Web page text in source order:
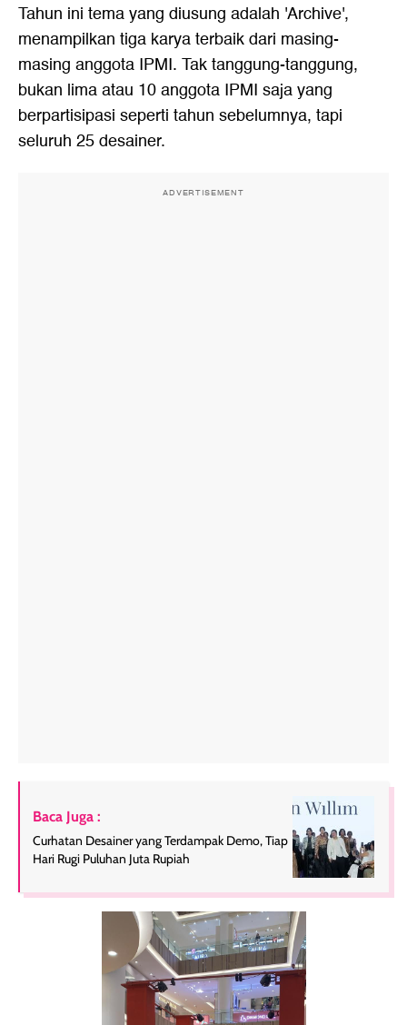
Tahun ini tema yang diusung adalah 'Archive',
menampilkan tiga karya terbaik dari masing-
masing anggota IPMI. Tak tanggung-tanggung,
bukan lima atau 10 anggota IPMI saja yang
berpartisipasi seperti tahun sebelumnya, tapi
seluruh 25 desainer.
ADVERTISEMENT
Baca Juga :
Curhatan Desainer yang Terdampak Demo, Tiap
Hari Rugi Puluhan Juta Rupiah